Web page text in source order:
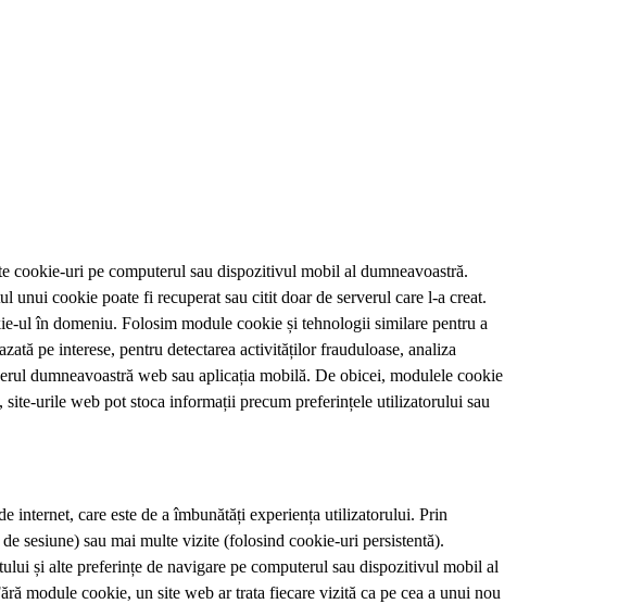
cookie-uri pe computerul sau dispozitivul mobil al dumneavoastră.
cookie poate fi recuperat sau citit doar de serverul care l-a creat.
ul în domeniu. Folosim module cookie și tehnologii similare pentru a
pe interese, pentru detectarea activităților frauduloase, analiza
dumneavoastră web sau aplicația mobilă. De obicei, modulele cookie
urile web pot stoca informații precum preferințele utilizatorului sau
care este de a îmbunătăți experiența utilizatorului. Prin
sesiune) sau mai multe vizite (folosind cookie-uri persistentă).
și alte preferințe de navigare pe computerul sau dispozitivul mobil al
module cookie, un site web ar trata fiecare vizită ca pe cea a unui nou